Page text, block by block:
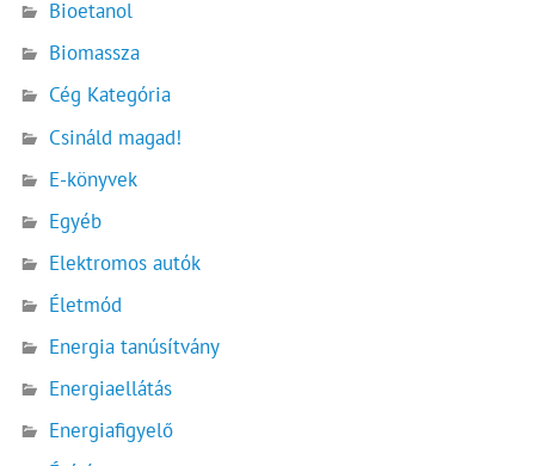
Bioetanol
Biomassza
Cég Kategória
Csináld magad!
E-könyvek
Egyéb
Elektromos autók
Életmód
Energia tanúsítvány
Energiaellátás
Energiafigyelő